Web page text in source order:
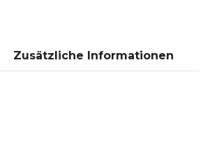
Zusätzliche Informationen